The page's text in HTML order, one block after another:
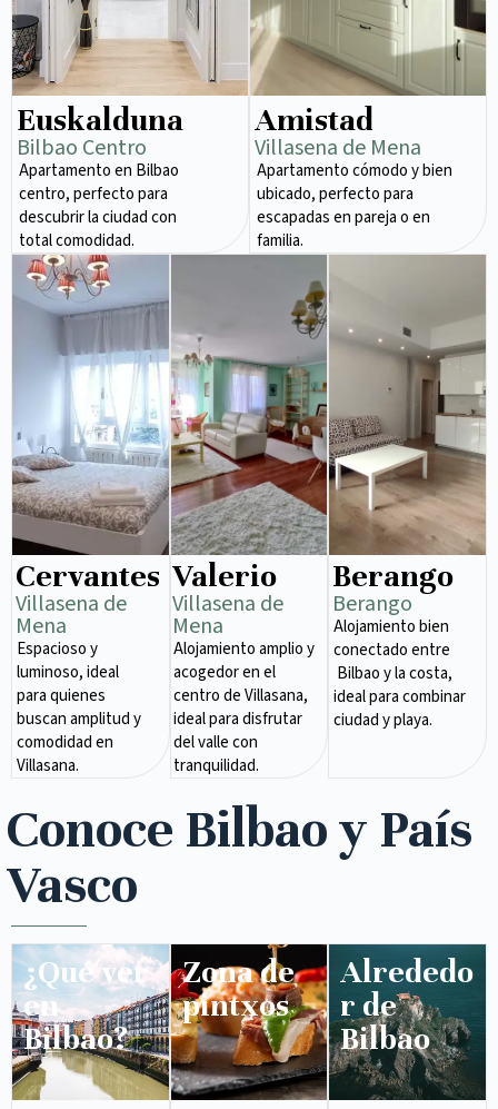
Euskalduna
Bilbao Centro
Apartamento en Bilbao
centro, perfecto para
descubrir la ciudad con
total comodidad.
Amistad
Villasena de Mena
Apartamento cómodo y bien
ubicado, perfecto para
escapadas en pareja o en
familia.
Cervantes
Villasena de
Mena​
Espacioso y
luminoso, ideal
para quienes
buscan amplitud y
comodidad en
Villasana.
Valerio
Villasena de
Mena​
Alojamiento amplio y
acogedor en el
centro de Villasana,
ideal para disfrutar
del valle con
tranquilidad.
Berango
Berango
Alojamiento bien
conectado entre
Bilbao y la costa,
ideal para combinar
ciudad y playa.
Conoce Bilbao y País
Vasco
¿Qué ver
en
Bilbao?
Zona de
pintxos​
Alrededo
r de
Bilbao